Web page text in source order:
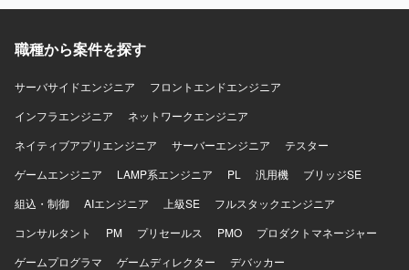
職種から案件を探す
サーバサイドエンジニア
フロントエンドエンジニア
インフラエンジニア
ネットワークエンジニア
ネイティブアプリエンジニア
サーバーエンジニア
テスター
ゲームエンジニア
LAMP系エンジニア PL 汎用機
ブリッジSE
組込・制御
AIエンジニア 上級SE
フルスタックエンジニア
コンサルタント
PM プリセールス PMO
プロダクトマネージャー
ゲームプログラマ
ゲームディレクター
デバッカー